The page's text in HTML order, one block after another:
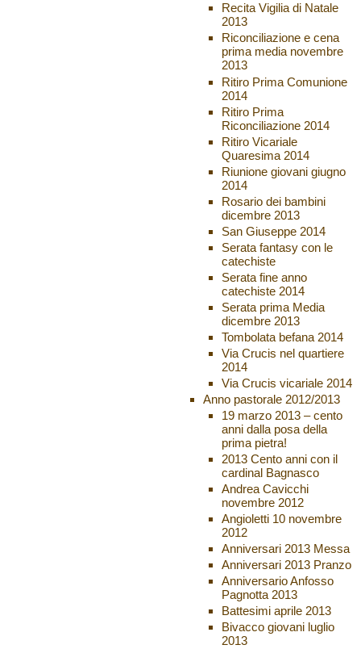
Recita Vigilia di Natale
2013
Riconciliazione e cena
prima media novembre
2013
Ritiro Prima Comunione
2014
Ritiro Prima
Riconciliazione 2014
Ritiro Vicariale
Quaresima 2014
Riunione giovani giugno
2014
Rosario dei bambini
dicembre 2013
San Giuseppe 2014
Serata fantasy con le
catechiste
Serata fine anno
catechiste 2014
Serata prima Media
dicembre 2013
Tombolata befana 2014
Via Crucis nel quartiere
2014
Via Crucis vicariale 2014
Anno pastorale 2012/2013
19 marzo 2013 – cento
anni dalla posa della
prima pietra!
2013 Cento anni con il
cardinal Bagnasco
Andrea Cavicchi
novembre 2012
Angioletti 10 novembre
2012
Anniversari 2013 Messa
Anniversari 2013 Pranzo
Anniversario Anfosso
Pagnotta 2013
Battesimi aprile 2013
Bivacco giovani luglio
2013